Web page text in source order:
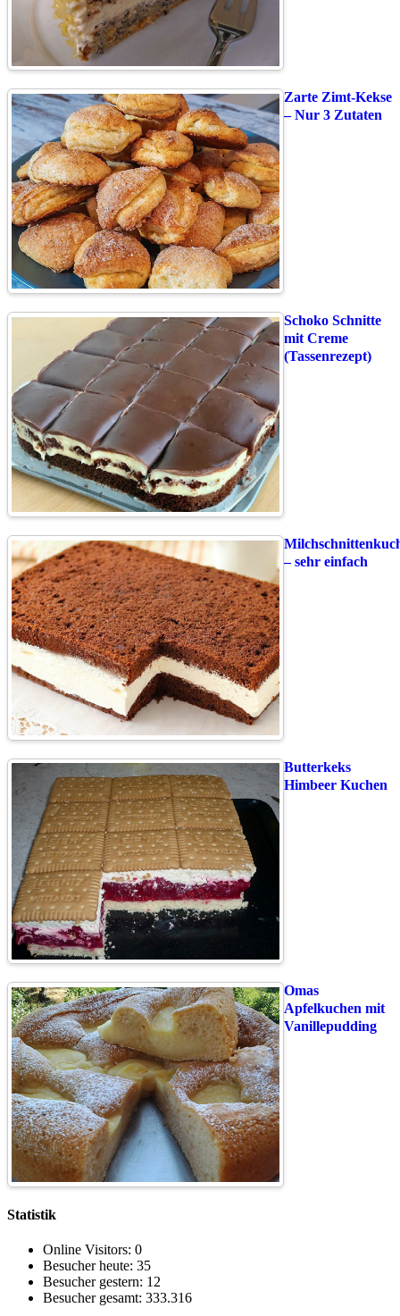
Zarte Zimt-Kekse
– Nur 3 Zutaten
Schoko Schnitte
mit Creme
(Tassenrezept)
– sehr einfach
Butterkeks
Himbeer Kuchen
Omas
Apfelkuchen mit
Vanillepudding
Statistik
Online Visitors: 0
Besucher heute: 35
Besucher gestern: 12
Besucher gesamt: 333.316